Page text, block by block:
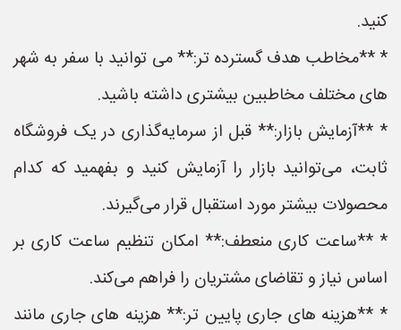
کنید.
* **مخاطب هدف گسترده تر:** می توانید با سفر به شهر
های مختلف مخاطبین بیشتری داشته باشید.
* **آزمایش بازار:** قبل از سرمایه‌گذاری در یک فروشگاه
ثابت، می‌توانید بازار را آزمایش کنید و بفهمید که کدام
محصولات بیشتر مورد استقبال قرار می‌گیرند.
* **ساعت کاری منعطف:** امکان تنظیم ساعت کاری بر
اساس نیاز و تقاضای مشتریان را فراهم می‌کند.
* **هزینه های جاری پایین تر:** هزینه های جاری مانند